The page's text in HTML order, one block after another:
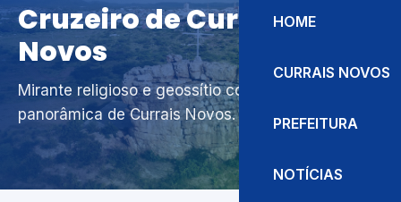
HOME
CURRAIS NOVOS
PREFEITURA
NOTÍCIAS
Cruzeiro de Currais
Novos
Mirante religioso e geossítio com vista
panorâmica de Currais Novos.